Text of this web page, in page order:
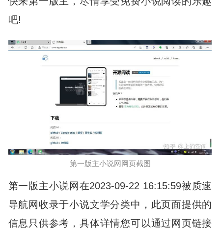
吧!
第一版主小说网网页截图
第一版主小说网在2023-09-22 16:15:59被质速
导航网收录于小说文学分类中，此页面提供的
信息只供参考，具体详情您可以通过网页链接